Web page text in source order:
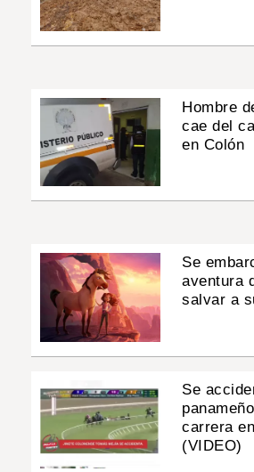
Hombre
cae del
en Colón
Se
aventura
salvar a
Se
carrera
(VIDEO)